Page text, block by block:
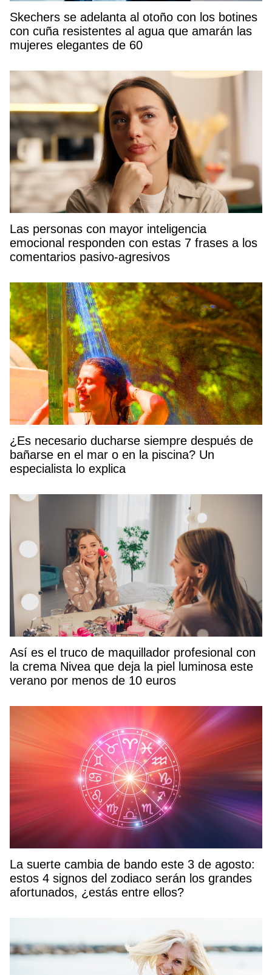
Skechers se adelanta al otoño con los botines
con cuña resistentes al agua que amarán las
mujeres elegantes de 60
Las personas con mayor inteligencia
emocional responden con estas 7 frases a los
comentarios pasivo-agresivos
¿Es necesario ducharse siempre después de
bañarse en el mar o en la piscina? Un
especialista lo explica
Así es el truco de maquillador profesional con
la crema Nivea que deja la piel luminosa este
verano por menos de 10 euros
La suerte cambia de bando este 3 de agosto:
estos 4 signos del zodiaco serán los grandes
afortunados, ¿estás entre ellos?